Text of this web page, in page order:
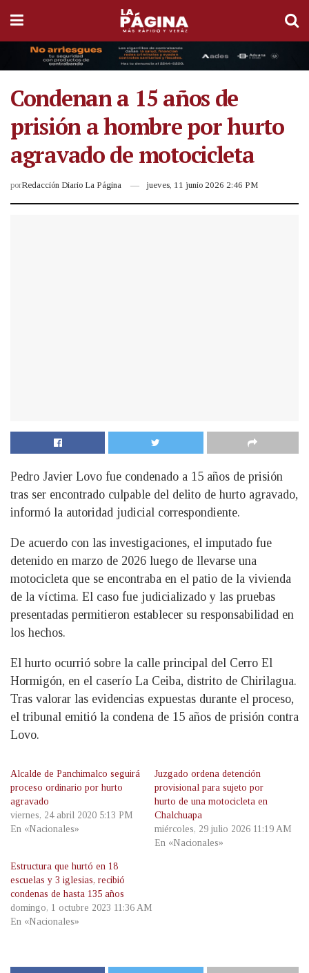
Condenan a 15 años de
prisión a hombre por hurto
agravado de motocicleta
porRedacción Diario La Página jueves, 11 junio 2026 2:46 PM
Pedro Javier Lovo fue condenado a 15 años de prisión
tras ser encontrado culpable del delito de hurto agravado,
informó la autoridad judicial correspondiente.
De acuerdo con las investigaciones, el imputado fue
detenido en marzo de 2026 luego de llevarse una
motocicleta que se encontraba en el patio de la vivienda
de la víctima. El caso fue judicializado y las pruebas
presentadas permitieron establecer su responsabilidad en
los hechos.
El hurto ocurrió sobre la calle principal del Cerro El
Hormigón, en el caserío La Ceiba, distrito de Chirilagua.
Tras valorar las evidencias expuestas durante el proceso,
el tribunal emitió la condena de 15 años de prisión contra
Lovo.
Alcalde de Panchimalco seguirá
proceso ordinario por hurto
agravado
viernes, 24 abril 2020 5:13 PM
En «Nacionales»
Juzgado ordena detención
provisional para sujeto por
hurto de una motocicleta en
Chalchuapa
miércoles, 29 julio 2026 11:19 AM
En «Nacionales»
Estructura que hurtó en 18
escuelas y 3 iglesias, recibió
condenas de hasta 135 años
domingo, 1 octubre 2023 11:36 AM
En «Nacionales»